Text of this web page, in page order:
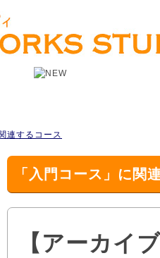
連するコース
「入門コース」に関
【アーカイ